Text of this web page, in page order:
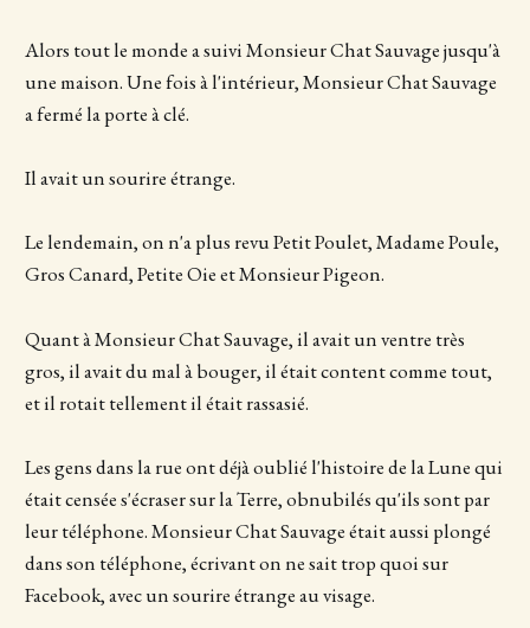
Alors tout le monde a suivi Monsieur Chat Sauvage jusqu'à
une maison. Une fois à l'intérieur, Monsieur Chat Sauvage
a fermé la porte à clé.
Il avait un sourire étrange.
Le lendemain, on n'a plus revu Petit Poulet, Madame Poule,
Gros Canard, Petite Oie et Monsieur Pigeon.
Quant à Monsieur Chat Sauvage, il avait un ventre très
gros, il avait du mal à bouger, il était content comme tout,
et il rotait tellement il était rassasié.
Les gens dans la rue ont déjà oublié l'histoire de la Lune qui
était censée s'écraser sur la Terre, obnubilés qu'ils sont par
leur téléphone. Monsieur Chat Sauvage était aussi plongé
dans son téléphone, écrivant on ne sait trop quoi sur
Facebook, avec un sourire étrange au visage.